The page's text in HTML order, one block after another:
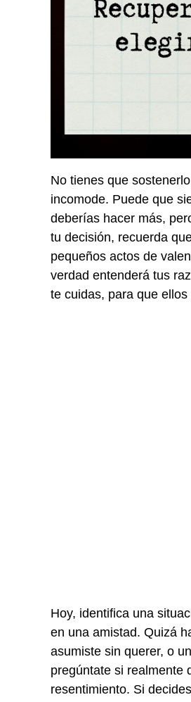
No tienes que
incomode. Puede que
deberías hacer más,
tu decisión, recuerda
pequeños actos de
verdad entenderá tus
te cuidas, para que
Hoy, identifica una
en una amistad. Quizá
asumiste sin querer, o
pregúntate si realmente
resentimiento. Si